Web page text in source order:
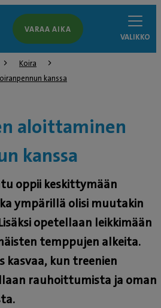
VARAA AIKA
VALIKKO
Koira
kanssa
aloittaminen
kanssa
oppii keskittymään
ympärillä olisi muutakin
opetellaan leikkimään
temppujen alkeita.
kasvaa, kun treenien
rauhoittumista ja oman